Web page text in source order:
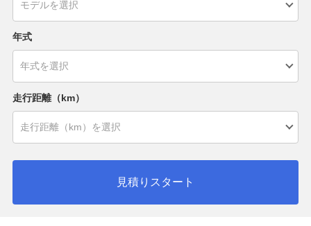
年式
走行距離（km）
見積りスタート